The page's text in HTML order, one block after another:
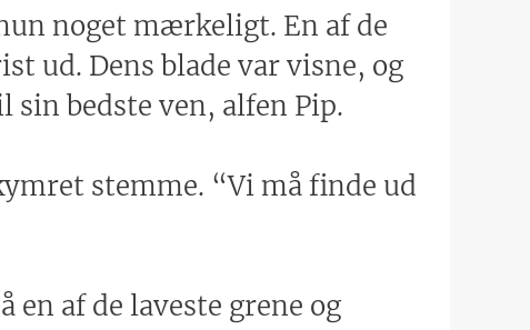
noget mærkeligt. En af de
ud. Dens blade var visne, og
sin bedste ven, alfen Pip.
stemme. “Vi må finde ud
af de laveste grene og